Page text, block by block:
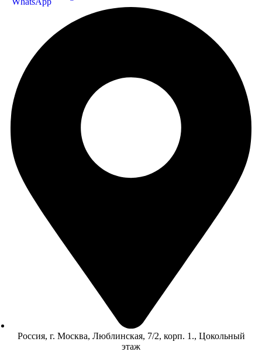
Россия, г. Москва, Люблинская, 7/2, корп. 1., Цокольный
этаж